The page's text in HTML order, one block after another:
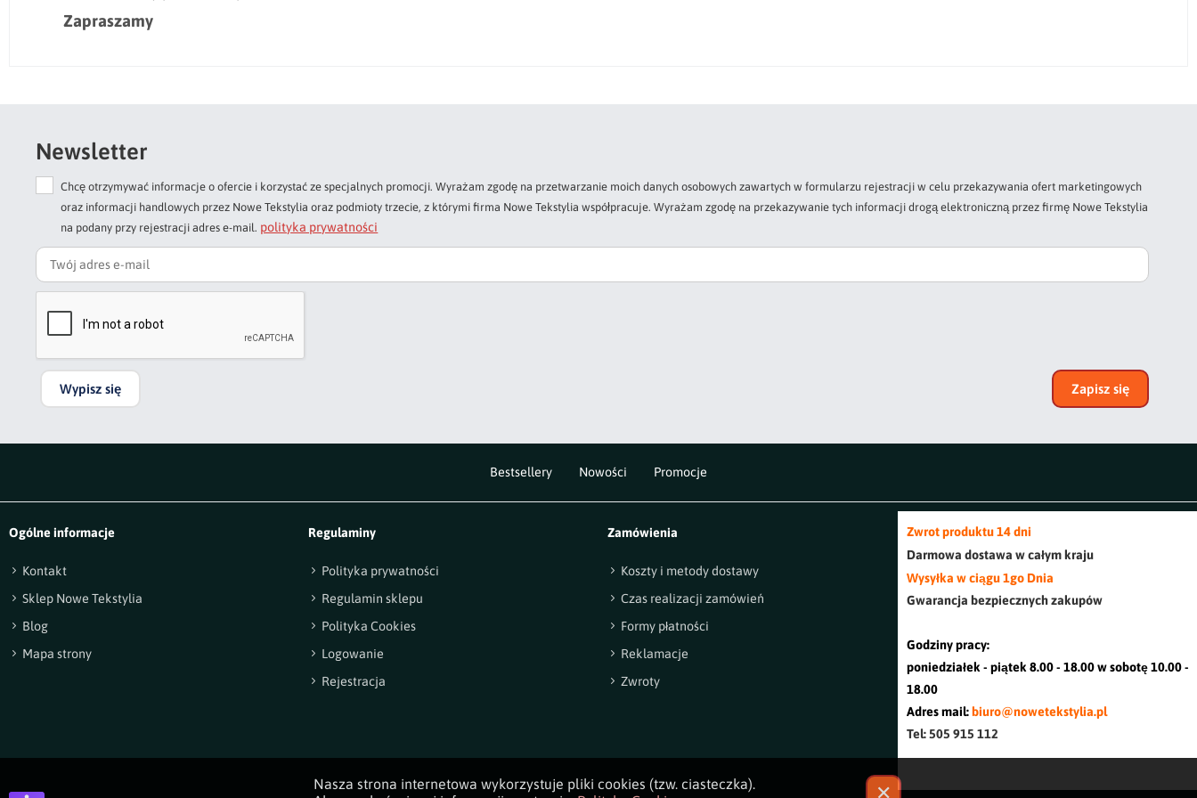
Zapraszamy
Newsletter
Chcę otrzymywać informacje o ofercie i korzystać ze specjalnych promocji. Wyrażam zgodę na przetwarzanie moich danych osobowych zawartych w formularzu rejestracji w celu przekazywania ofert marketingowych
oraz informacji handlowych przez Nowe Tekstylia oraz podmioty trzecie, z którymi firma Nowe Tekstylia współpracuje. Wyrażam zgodę na przekazywanie tych informacji drogą elektroniczną przez firmę Nowe Tekstylia
na podany przy rejestracji adres e-mail. polityka prywatności
Wypisz się Zapisz się
Bestsellery Nowości Promocje
Ogólne informacje
Kontakt
Sklep Nowe Tekstylia
Blog
Mapa strony
Regulaminy
Polityka prywatności
Regulamin sklepu
Polityka Cookies
Logowanie
Rejestracja
Zamówienia
Koszty i metody dostawy
Czas realizacji zamówień
Formy płatności
Reklamacje
Zwroty
Zwrot produktu 14 dni
Darmowa dostawa w całym kraju
Wysyłka w ciągu 1go Dnia
Gwarancja bezpiecznych zakupów
Godziny pracy:
poniedziałek - piątek 8.00 - 18.00 w sobotę 10.00 -
18.00
Adres mail: biuro@nowetekstylia.pl
Tel: 505 915 112
Nasza strona internetowa wykorzystuje pliki cookies (tzw. ciasteczka).
✕